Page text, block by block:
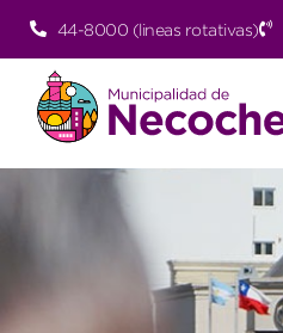
44-8000 (lineas rotativas)